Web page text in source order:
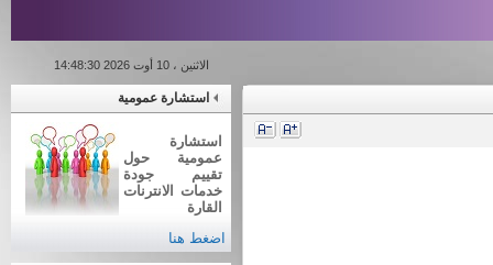
الاثنين ، 10 أوت 2026 14:48:30
استشارة عمومية
استشارة
عمومية حول
تقييم جودة
خدمات الانترنات
القارة
اضغط هنا